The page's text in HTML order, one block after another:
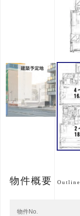
物件概要 Outline
物件No.